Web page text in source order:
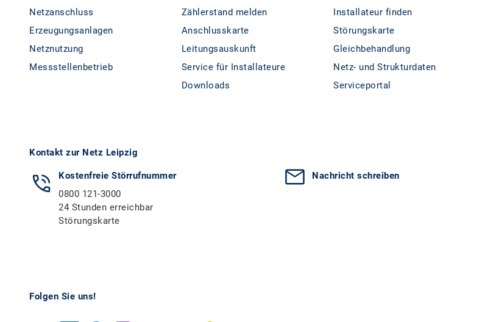
Netzanschluss
Erzeugungsanlagen
Netznutzung
Messstellenbetrieb
Zählerstand melden
Anschlusskarte
Leitungsauskunft
Service für Installateure
Downloads
Installateur finden
Störungskarte
Gleichbehandlung
Netz- und Strukturdaten
Serviceportal
Kontakt zur Netz Leipzig
Kostenfreie Störrufnummer
0800 121-3000
24 Stunden erreichbar
Störungskarte
Nachricht schreiben
Folgen Sie uns!